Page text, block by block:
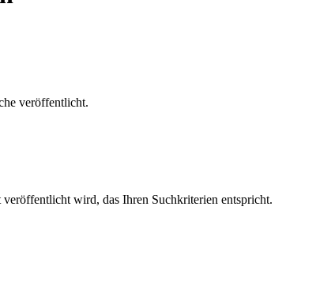
veröffentlicht.
wird, das Ihren Suchkriterien entspricht.